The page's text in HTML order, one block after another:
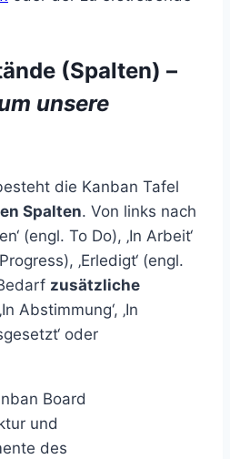
(Spalten) –
unsere
die Kanban Tafel
Spalten. Von links nach
(engl. To Do), ‚In Arbeit‘
‚Erledigt‘ (engl.
zusätzliche
Abstimmung‘, ‚In
oder
und
des